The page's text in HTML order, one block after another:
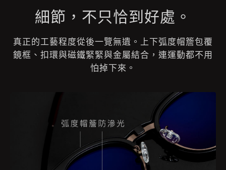
細節，不只恰到好處。
真正的工藝程度從後一覽無遺。上下弧度帽簷包覆
鏡框、扣環與磁鐵緊緊與金屬結合，連運動都不用
怕掉下來。